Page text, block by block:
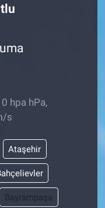
hpa hPa,
s
Ataşehir
Bayrampaşa